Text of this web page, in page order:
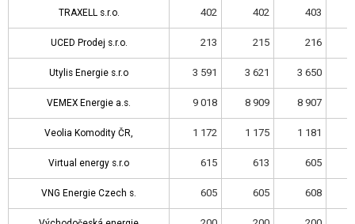
TRAXELL s.r.o. 402 402 403
UCED Prodej s.r.o. 213 215 216
Utylis Energie s.r.o 3 591 3 621 3 650
VEMEX Energie a.s. 9 018 8 909 8 907
Veolia Komodity ČR, 1 172 1 175 1 181
Virtual energy s.r.o 615 613 605
VNG Energie Czech s. 605 605 608
TRAXELL s.r.o.
UCED Prodej s.r.o.
Utylis Energie s.r.o
VEMEX Energie a.s.
Veolia Komodity ČR,
Virtual energy s.r.o
VNG Energie Czech s.